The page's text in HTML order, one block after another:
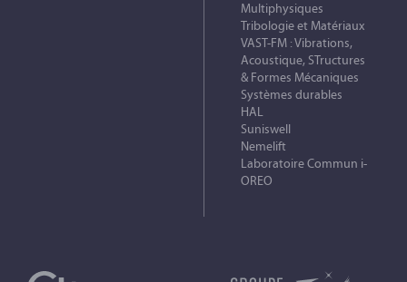
Multiphysiques
Tribologie et Matériaux
VAST-FM : Vibrations,
Acoustique, STructures
& Formes Mécaniques
Systèmes durables
HAL
Suniswell
Nemelift
Laboratoire Commun i-
OREO